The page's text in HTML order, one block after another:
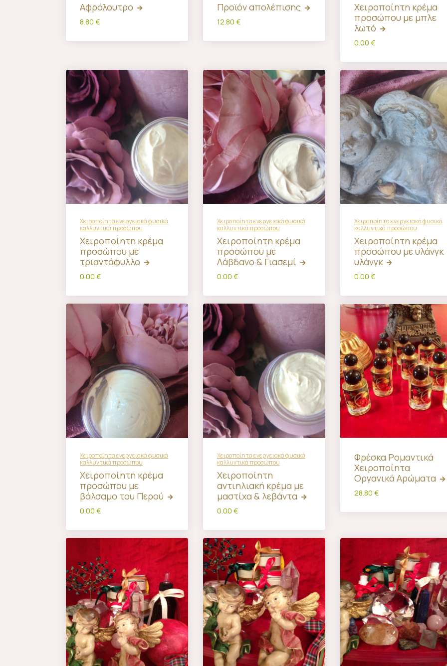
Αφρόλουτρο
8.80 €
Προϊόν απολέπισης
12.80 €
Χειροποίητη κρέμα
προσώπου με μπλε
λωτό
0.00 €
Χειροποίητα ενεργειακά φυσικά
καλλυντικά προσώπου
Χειροποίητη κρέμα
προσώπου με
τριαντάφυλλο
0.00 €
Χειροποίητα ενεργειακά φυσικά
καλλυντικά προσώπου
Χειροποίητη κρέμα
προσώπου με
Λάβδανο & Γιασεμί
0.00 €
Χειροποίητα ενεργειακά φυσικά
καλλυντικά προσώπου
Χειροποίητη κρέμα
προσώπου με υλάνγκ
υλάνγκ
0.00 €
Χειροποίητα ενεργειακά φυσικά
καλλυντικά προσώπου
Χειροποίητη κρέμα
προσώπου με
βάλσαμο του Περού
0.00 €
Χειροποίητα ενεργειακά φυσικά
καλλυντικά προσώπου
Χειροποίητη
αντιηλιακή κρέμα με
μαστίχα & λεβάντα
0.00 €
Φρέσκα Ρομαντικά
Χειροποίητα
Οργανικά Αρώματα
28.80 €